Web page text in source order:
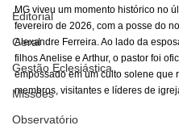
Editorial
Geral
Gestão Eclesiástica
Missões
Observatório
MG viveu um momento histórico no
fevereiro de 2026, com a posse do
Alexandre Ferreira. Ao lado da
filhos Anelise e Arthur, o pastor foi
empossado em um culto solene que
membros, visitantes e líderes de